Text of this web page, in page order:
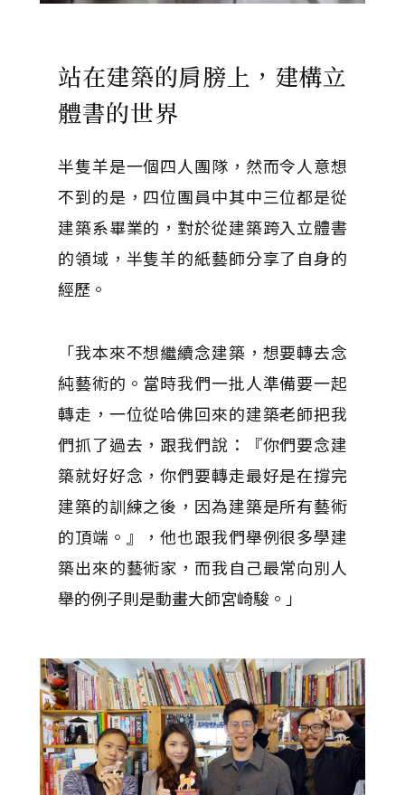
站在建築的肩膀上，建構立
體書的世界
半隻羊是一個四人團隊，然而令人意想
不到的是，四位團員中其中三位都是從
建築系畢業的，對於從建築跨入立體書
的領域，半隻羊的紙藝師分享了自身的
經歷。
「我本來不想繼續念建築，想要轉去念
純藝術的。當時我們一批人準備要一起
轉走，一位從哈佛回來的建築老師把我
們抓了過去，跟我們說：『你們要念建
築就好好念，你們要轉走最好是在撐完
建築的訓練之後，因為建築是所有藝術
的頂端。』，他也跟我們舉例很多學建
築出來的藝術家，而我自己最常向別人
舉的例子則是動畫大師宮崎駿。」